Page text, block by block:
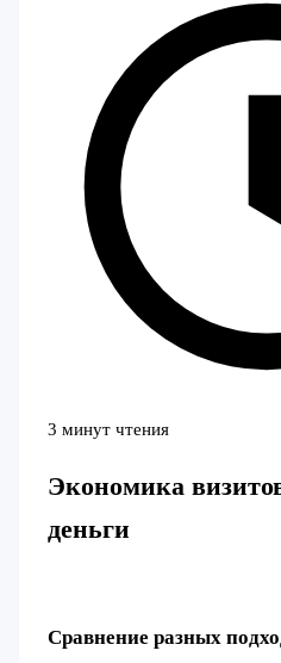
3 минут чтения
Экономика
деньги
Сравнение разных